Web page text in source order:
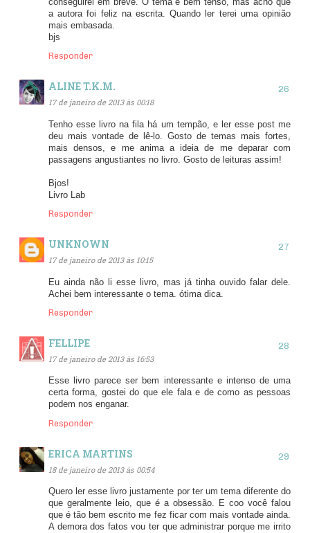
conseguirei em breve. O tema é bem tenso, mas acho que
a autora foi feliz na escrita. Quando ler terei uma opinião
mais embasada.
bjs
Responder
ALINE T.K.M.
17 de janeiro de 2013 às 00:18
Tenho esse livro na fila há um tempão, e ler esse post me
deu mais vontade de lê-lo. Gosto de temas mais fortes,
mais densos, e me anima a ideia de me deparar com
passagens angustiantes no livro. Gosto de leituras assim!
Bjos!
Livro Lab
Responder
UNKNOWN
17 de janeiro de 2013 às 10:15
Eu ainda não li esse livro, mas já tinha ouvido falar dele.
Achei bem interessante o tema. ótima dica.
Responder
FELLIPE
17 de janeiro de 2013 às 16:53
Esse livro parece ser bem interessante e intenso de uma
certa forma, gostei do que ele fala e de como as pessoas
podem nos enganar.
Responder
ERICA MARTINS
18 de janeiro de 2013 às 00:54
Quero ler esse livro justamente por ter um tema diferente do
que geralmente leio, que é a obsessão. E coo você falou
que é tão bem escrito me fez ficar com mais vontade ainda.
A demora dos fatos vou ter que administrar porque me irrito